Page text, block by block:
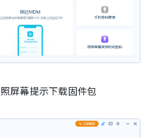
屏幕提示下载固件包